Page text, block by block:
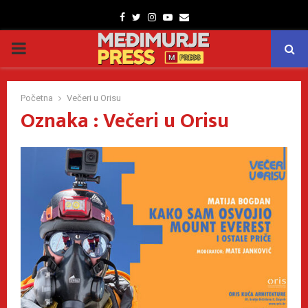
Facebook
TwitterInstagram
Youtube
Email
PRIMARY
MENU
Početna Večeri u Orisu
Oznaka : Večeri u Orisu